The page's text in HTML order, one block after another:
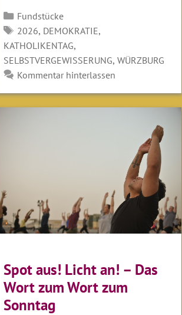
Kategorien
Fundstücke
SCHLAGWÖRTER
2026, DEMOKRATIE,
KATHOLIKENTAG,
SELBSTVERGEWISSERUNG, WÜRZBURG
Kommentar hinterlassen
Spot aus! Licht an! – Das
Wort zum Wort zum
Sonntag